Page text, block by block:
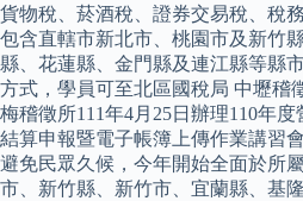
貨物稅、菸酒稅、證券交易稅、稅
包含直轄市新北市、桃園市及新竹
縣、花蓮縣、金門縣及連江縣等縣
方式，學員可至北區國稅局 中壢稽
梅稽徵所111年4月25日辦理110年
結算申報暨電子帳簿上傳作業講習
避免民眾久候，今年開始全面於所
市、新竹縣、新竹市、宜蘭縣、基